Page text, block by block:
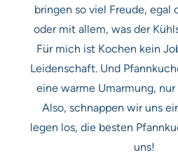
bringen so viel Freude, egal
oder mit allem, was der
Für mich ist Kochen kein
Leidenschaft. Und
eine warme Umarmung,
Also, schnappen wir uns
legen los, die besten
uns!